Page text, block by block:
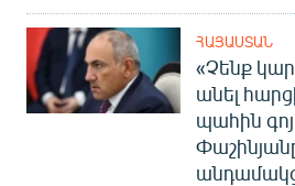
ՀԱՅԱՍՏԱՆ
«Չենք
անել
պահին